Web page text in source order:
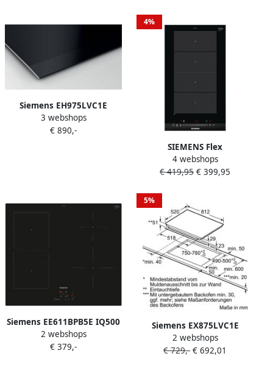
innovatieve bediening
Siemens EH975LVC1E
Inductie vitrokeramisch
90cm Inox facet |
3 webshops
€ 890,-
4%
SIEMENS Flex
inductiekookplaat van
SCHOTTCERAN EX375FXB1E
4 webshops
€ 419,95 € 399,95
Siemens EE611BPB5E IQ500
inbouw inductiekookplaat 4
lichten 60 cm
2 webshops
€ 379,-
5%
Siemens EX875LVC1E
Kookplaat Inductie-
vitrokeramisch 80cm |
2 webshops
€ 729,- € 692,01